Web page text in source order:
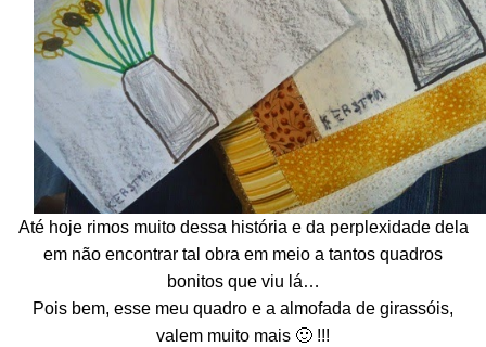
Até hoje rimos muito dessa história e da perplexidade dela
em não encontrar tal obra em meio a tantos quadros
bonitos que viu lá…
Pois bem, esse meu quadro e a almofada de girassóis,
valem muito mais 🙂 !!!